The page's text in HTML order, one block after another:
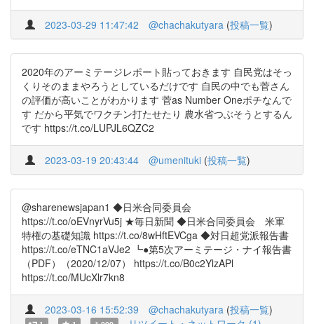
2023-03-29 11:47:42 @chachakutyara (投稿一覧)
2020年のアーミテージレポート貼っておきます 自民党はそっ
くりそのままやろうとしているだけです 自民の中でも菅さん
の評価が高いことがわかります 菅as Number Oneポチなんで
す だから平気でワクチン打たせたり 農水省つぶそうとするん
です https://t.co/LUPJL6QZC2
2023-03-19 20:43:44 @umenituki (投稿一覧)
@sharenewsjapan1 ◆日米合同委員会
https://t.co/oEVnyrVu5j ★毎日新聞 ◆日米合同委員会 米軍
特権の基礎知識 https://t.co/8wHftEVCga ◆対日超党派報告書
https://t.co/eTNC1aVJe2 ┗●第5次アーミテージ・ナイ報告書
（PDF）（2020/12/07） https://t.co/B0c2YlzAPl
https://t.co/MUcXlr7kn8
2023-03-16 15:52:39 @chachakutyara (投稿一覧)